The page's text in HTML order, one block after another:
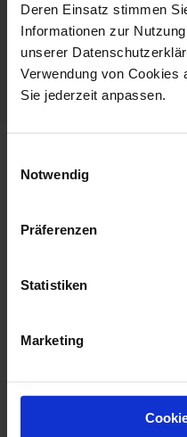
Deren Einsatz stimmen
Informationen zur
unserer
Verwendung von Cookies
Sie jederzeit anpassen.
Notwendig
Präferenzen
Statistiken
Marketing
more
the
Mug, The Original, Red, V